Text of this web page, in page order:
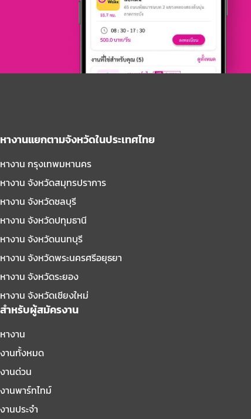
หางานแยกตามจังหวัดในประเทศไทย
หางาน กรุงเทพมหานคร
หางาน จังหวัดสมุทรปราการ
หางาน จังหวัดชลบุรี
หางาน จังหวัดปทุมธานี
หางาน จังหวัดนนทบุรี
หางาน จังหวัดพระนครศรีอยุธยา
หางาน จังหวัดระยอง
หางาน จังหวัดเชียงใหม่
สำหรับผู้สมัครงาน
หางาน
งานทั้งหมด
งานด่วน
งานพาร์ทไทม์
งานประจำ